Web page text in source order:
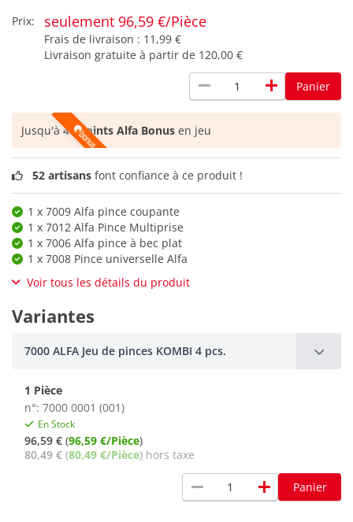
Prix:
seulement 96,59 €/Pièce
Frais de livraison : 11,99 €
Livraison gratuite à partir de 120,00 €
remove add Panier
Jusqu'à40 points Alfa Bonus en jeu
52 artisans font confiance à ce produit !
1 x 7009 Alfa pince coupante
1 x 7012 Alfa Pince Multiprise
1 x 7006 Alfa pince à bec plat
1 x 7008 Pince universelle Alfa
Voir tous les détails du produit
Variantes
7000 ALFA Jeu de pinces KOMBI 4 pcs.
1 Pièce
n°: 7000 0001 (001)
En Stock
96,59 € (96,59 €/Pièce)
80,49 € (80,49 €/Pièce) hors taxe
remove add Panier